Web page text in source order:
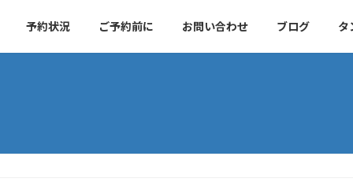
予約状況 ご予約前に お問い合わせ ブログ タ